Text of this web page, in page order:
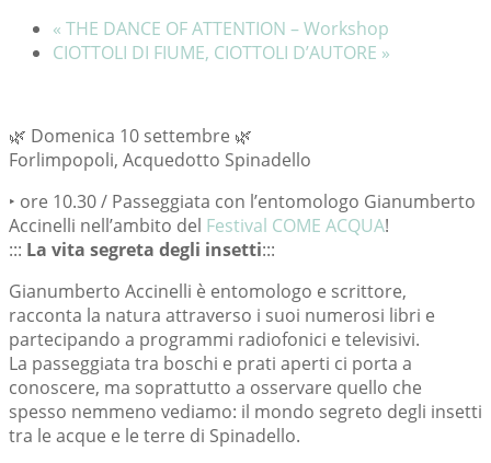
« THE DANCE OF ATTENTION – Workshop
CIOTTOLI DI FIUME, CIOTTOLI D’AUTORE »
🌿 Domenica 10 settembre 🌿
Forlimpopoli, Acquedotto Spinadello
‣ ore 10.30 / Passeggiata con l’entomologo Gianumberto
Accinelli nell’ambito del Festival COME ACQUA!
::: La vita segreta degli insetti:::
Gianumberto Accinelli è entomologo e scrittore,
racconta la natura attraverso i suoi numerosi libri e
partecipando a programmi radiofonici e televisivi.
La passeggiata tra boschi e prati aperti ci porta a
conoscere, ma soprattutto a osservare quello che
spesso nemmeno vediamo: il mondo segreto degli insetti
tra le acque e le terre di Spinadello.